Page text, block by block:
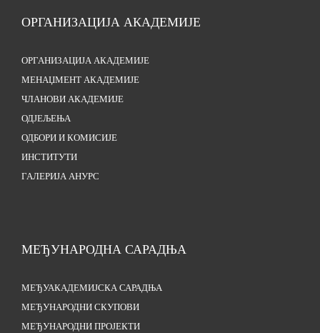
ОРГАНИЗАЦИЈА АКАДЕМИЈЕ
ОРГАНИЗАЦИЈА АКАДЕМИЈЕ
МЕНАЏМЕНТ АКАДЕМИЈЕ
ЧЛАНОВИ АКАДЕМИЈЕ
ОДЈЕЉЕЊА
ОДБОРИ И КОМИСИЈЕ
ИНСТИТУТИ
ГАЛЕРИЈА АНУРС
МЕЂУНАРОДНА САРАДЊА
МЕЂУАКАДЕМИЈСКА САРАДЊА
МЕЂУНАРОДНИ СКУПОВИ
МЕЂУНАРОДНИ ПРОЈЕКТИ